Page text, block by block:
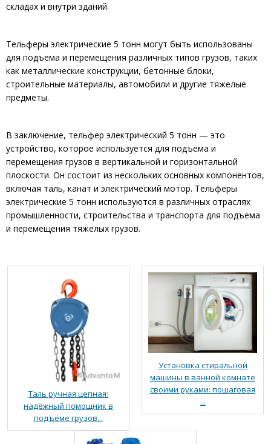
складах и внутри зданий.
Тельферы электрические 5 тонн могут быть использованы
для подъема и перемещения различных типов грузов, таких
как металлические конструкции, бетонные блоки,
строительные материалы, автомобили и другие тяжелые
предметы.
В заключение, тельфер электрический 5 тонн — это
устройство, которое используется для подъема и
перемещения грузов в вертикальной и горизонтальной
плоскости. Он состоит из нескольких основных компонентов,
включая таль, канат и электрический мотор. Тельферы
электрические 5 тонн используются в различных отраслях
промышленности, строительства и транспорта для подъема
и перемещения тяжелых грузов.
Таль ручная цепная:
надёжный помощник в
подъёме грузов...
Установка стиральной
машины в ванной комнате
своими руками: пошаговая
...